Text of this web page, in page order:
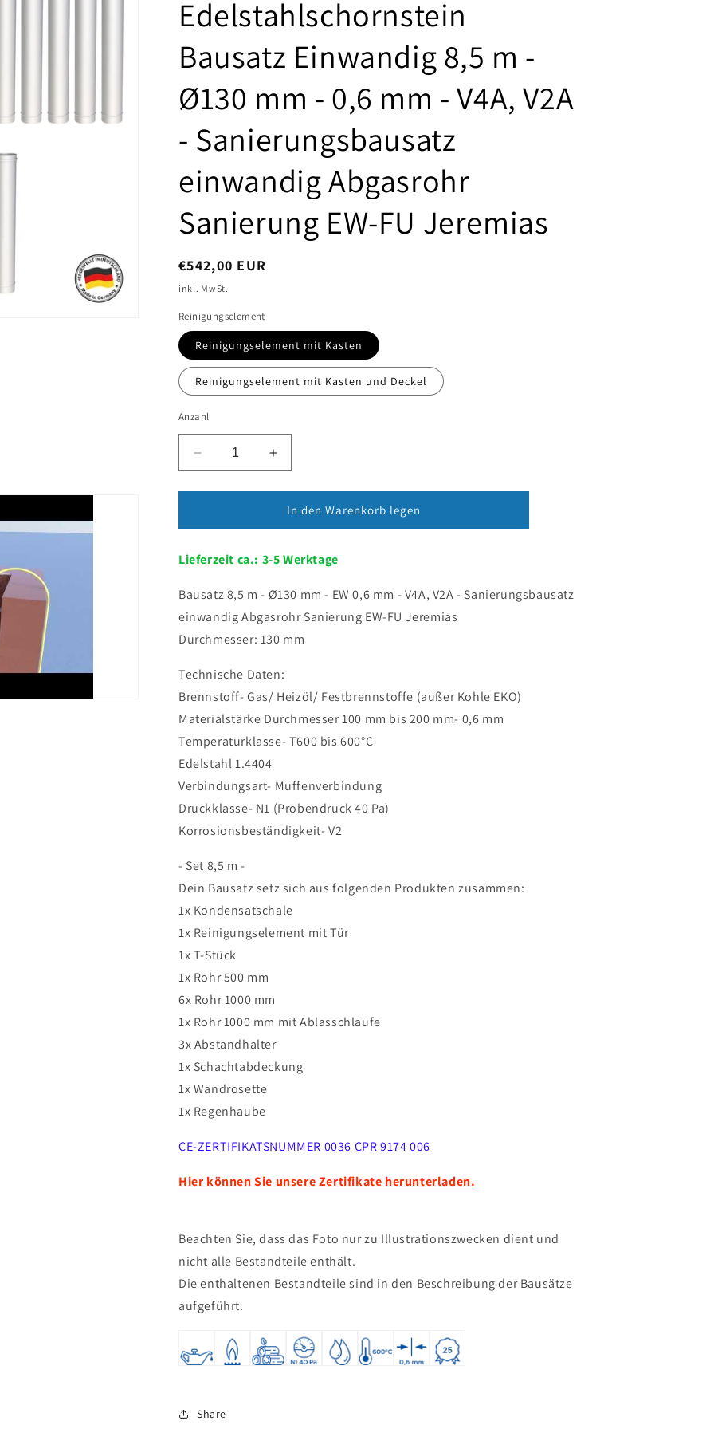
Edelstahlschornstein
Bausatz Einwandig 8,5 m -
Ø130 mm - 0,6 mm - V4A, V2A
- Sanierungsbausatz
einwandig Abgasrohr
Sanierung EW-FU Jeremias
,
€542,00 EUR
inkl. MwSt.
Reinigungselement
Reinigungselement mit Kasten
Reinigungselement mit Kasten und Deckel
Anzahl
Verringere
die
Menge
Edelstahlschornstein
Einwandig
m
Ø130
mm
0,6
mm
V4A,
V2A
-
Sanierungsbausatz
einwandig
Abgasrohr
Sanierung
FU
Erhöhe
die
Menge
für
Edelstahlschornstein
Einwandig
m
Ø130
mm
0,6
mm
V4A,
V2A
Sanierungsbausatz
einwandig
Abgasrohr
Sanierung
In den Warenkorb legen
Lieferzeit ca.: 3-5 Werktage
Bausatz 8,5 m - Ø130 mm - EW 0,6 mm - V4A, V2A - Sanierungsbausatz
einwandig Abgasrohr Sanierung EW-FU Jeremias
Durchmesser: 130 mm
Technische Daten:
Brennstoff- Gas/ Heizöl/ Festbrennstoffe (außer Kohle EKO)
Materialstärke Durchmesser 100 mm bis 200 mm- 0,6 mm
Temperaturklasse- T600 bis 600°C
Edelstahl 1.4404
Verbindungsart- Muffenverbindung
Druckklasse- N1 (Probendruck 40 Pa)
Korrosionsbeständigkeit- V2
- Set 8,5 m -
Dein Bausatz setz sich aus folgenden Produkten zusammen:
1x Kondensatschale
1x Reinigungselement mit Tür
1x T-Stück
1x Rohr 500 mm
6x Rohr 1000 mm
1x Rohr 1000 mm mit Ablasschlaufe
3x Abstandhalter
1x Schachtabdeckung
1x Wandrosette
1x Regenhaube
CE-ZERTIFIKATSNUMMER 0036 CPR 9174 006
Hier können Sie unsere Zertifikate herunterladen.
Beachten Sie, dass das Foto nur zu Illustrationszwecken dient und
nicht alle Bestandteile enthält.
Die enthaltenen Bestandteile sind in den Beschreibung der Bausätze
aufgeführt.
Share